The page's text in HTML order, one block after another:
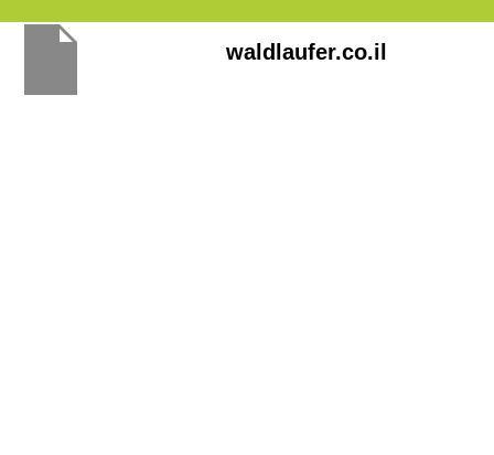
Перейти
содержимому
waldlaufer.co.il